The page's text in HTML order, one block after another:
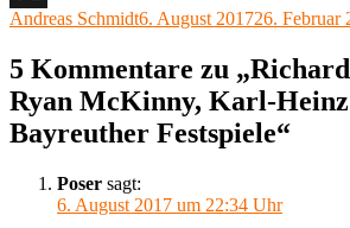
X
Autor
Andreas SchmidtVeröffentlicht
6. August 201726. Februar
5 Kommentare zu
Ryan McKinny, Karl-
Bayreuther Festspiele“
Poser sagt:
6. August 2017 um 22:34 Uhr